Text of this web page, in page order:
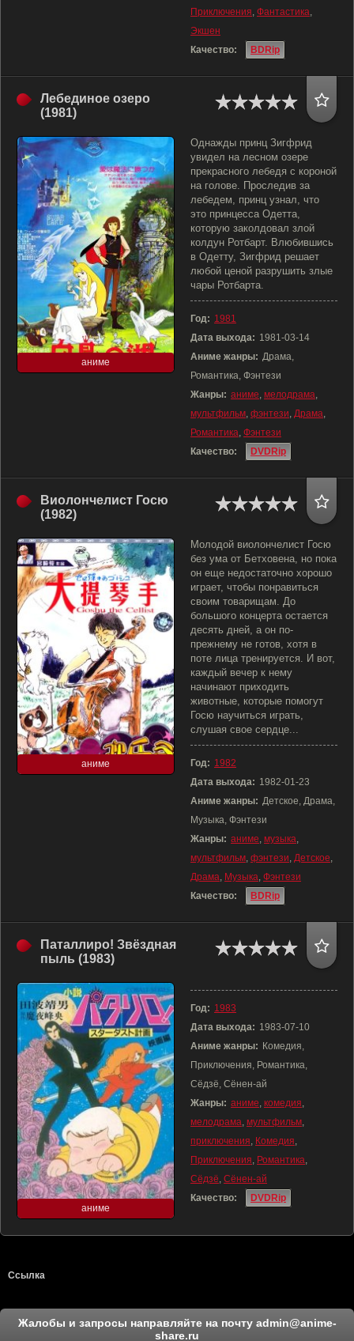
Приключения, Фантастика,
Экшен
Качество:
BDRip
Лебединое озеро
(1981)
аниме
Однажды принц Зигфрид
увидел на лесном озере
прекрасного лебедя с короной
на голове. Проследив за
лебедем, принц узнал, что
это принцесса Одетта,
которую заколдовал злой
колдун Ротбарт. Влюбившись
в Одетту, Зигфрид решает
любой ценой разрушить злые
чары Ротбарта.
Год: 1981
Дата выхода: 1981-03-14
Аниме жанры: Драма,
Романтика, Фэнтези
Жанры: аниме, мелодрама,
мультфильм, фэнтези, Драма,
Романтика, Фэнтези
Качество:
DVDRip
Виолончелист Госю
(1982)
аниме
Молодой виолончелист Госю
без ума от Бетховена, но пока
он еще недостаточно хорошо
играет, чтобы понравиться
своим товарищам. До
большого концерта остается
десять дней, а он по-
прежнему не готов, хотя в
поте лица тренируется. И вот,
каждый вечер к нему
начинают приходить
животные, которые помогут
Госю научиться играть,
слушая свое сердце...
Год: 1982
Дата выхода: 1982-01-23
Аниме жанры: Детское, Драма,
Музыка, Фэнтези
Жанры: аниме, музыка,
мультфильм, фэнтези, Детское,
Драма, Музыка, Фэнтези
Качество:
BDRip
Паталлиро! Звёздная
пыль (1983)
аниме
Год: 1983
Дата выхода: 1983-07-10
Аниме жанры: Комедия,
Приключения, Романтика,
Сёдзё, Сёнен-ай
Жанры: аниме, комедия,
мелодрама, мультфильм,
приключения, Комедия,
Приключения, Романтика,
Сёдзё, Сёнен-ай
Качество:
DVDRip
Ссылка
Жалобы и запросы направляйте на почту admin@anime-
share.ru